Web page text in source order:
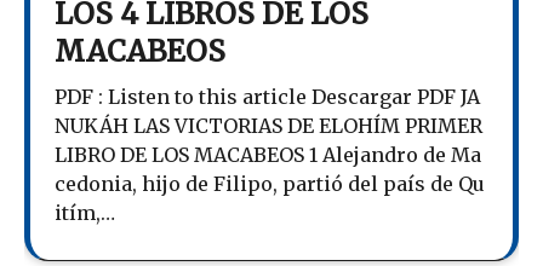
LOS 4 LIBROS DE LOS
MACABEOS
PDF : Listen to this article Descargar PDF JA
NUKÁH LAS VICTORIAS DE ELOHÍM PRIMER
LIBRO DE LOS MACABEOS 1 Alejandro de Ma
cedonia, hijo de Filipo, partió del país de Qu
itím,…